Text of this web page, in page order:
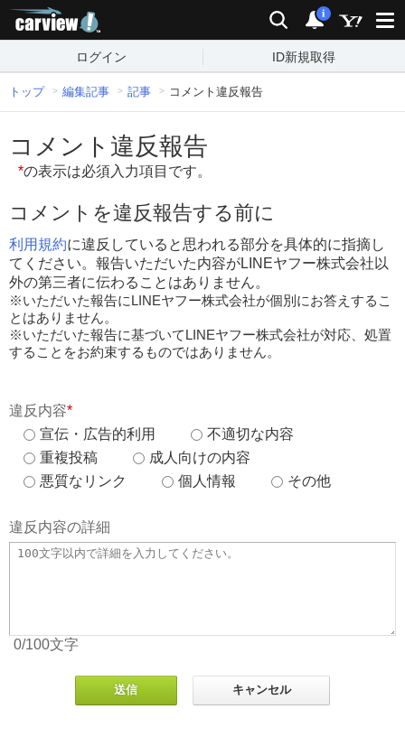
検索 通知
i
ログイン ID新規取得
トップ 編集記事 記事 コメント違反報告
コメント違反報告
*の表示は必須入力項目です。
コメントを違反報告する前に
利用規約に違反していると思われる部分を具体的に指摘し
てください。報告いただいた内容がLINEヤフー株式会社以
外の第三者に伝わることはありません。
※いただいた報告にLINEヤフー株式会社が個別にお答えするこ
とはありません。
※いただいた報告に基づいてLINEヤフー株式会社が対応、処置
することをお約束するものではありません。
違反内容*
宣伝・広告的利用
不適切な内容
重複投稿
成人向けの内容
悪質なリンク
個人情報 その他
違反内容の詳細
0/100文字